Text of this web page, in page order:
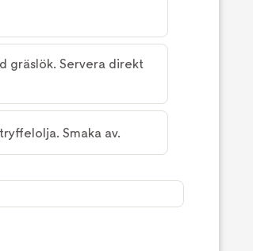
gräslök. Servera direkt
Smaka av.